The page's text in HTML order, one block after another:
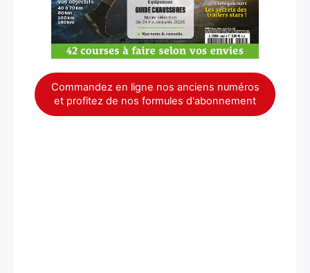
Commandez en ligne nos anciens numéros
et profitez de nos formules d'abonnement